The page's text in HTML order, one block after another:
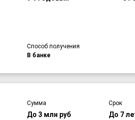
Способ получения
В банке
Сумма
До 3 млн руб
Срок
До 7